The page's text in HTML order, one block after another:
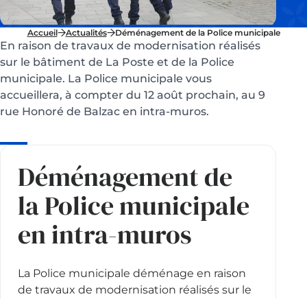
Accueil Actualités Déménagement de la Police municipale
En raison de travaux de modernisation réalisés
sur le bâtiment de La Poste et de la Police
municipale. La Police municipale vous
accueillera, à compter du 12 août prochain, au 9
rue Honoré de Balzac en intra-muros.
Déménagement de
la Police municipale
en intra-muros
La Police municipale déménage en raison
de travaux de modernisation réalisés sur le